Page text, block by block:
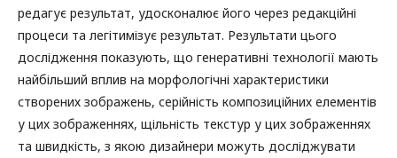
редагує результат, удосконалює його через редакційні
процеси та легітимізує результат. Результати цього
дослідження показують, що генеративні технології мають
найбільший вплив на морфологічні характеристики
створених зображень, серійність композиційних елементів
у цих зображеннях, щільність текстур у цих зображеннях
та швидкість, з якою дизайнери можуть досліджувати